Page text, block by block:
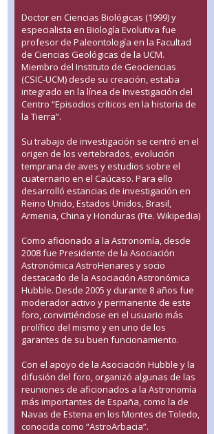
Doctor en Ciencias Biológicas (1999) y
especialista en Biología Evolutiva fue
profesor de Paleontología en la Facultad
de Ciencias Geológicas de la UCM.
Miembro del Instituto de Geociencias
(CSIC-UCM) desde su creación, estaba
integrado en la línea de Investigación del
Centro “Episodios críticos en la historia de
la Tierra”.
Su trabajo de investigación se centró en el
origen de los vertebrados, evolución
temprana de aves y estudios sobre el
cuaternario en el Caúcaso. Para ello
desarrolló estancias de investigación en
Reino Unido, Estados Unidos, Brasil,
Armenia, China y Honduras (Fte. Wikipedia)
Como aficionado a la Astronomía, desde
2008 fue Presidente de la Asociación
Astronómica AstroHenares y socio
destacado de la Asociación Astronómica
Hubble. Desde 2005 y durante 8 años fue
moderador activo y permanente de este
foro, convirtiéndose en el usuario más
prolífico del mismo y en uno de los
garantes de su buen funcionamiento.
Con el apoyo de la Asociación Hubble y la
difusión del foro, organizó algunas de las
reuniones de aficionados a la Astronomía
más importantes de España, como la de
Navas de Estena en los Montes de Toledo,
conocida como “AstroArbacia”.